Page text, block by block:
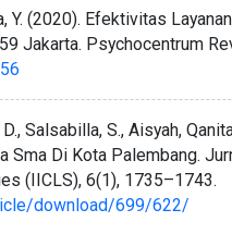
Y. (2020). Efektivitas
Jakarta. Psychocentrum
Salsabilla, S., Aisyah,
Sma Di Kota Palembang.
(IICLS), 6(1), 1735–1743.
download/699/622/